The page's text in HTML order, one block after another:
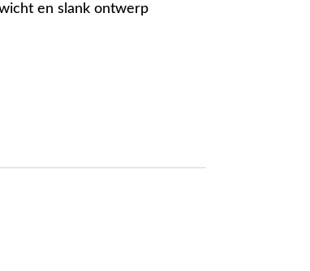
en slank ontwerp